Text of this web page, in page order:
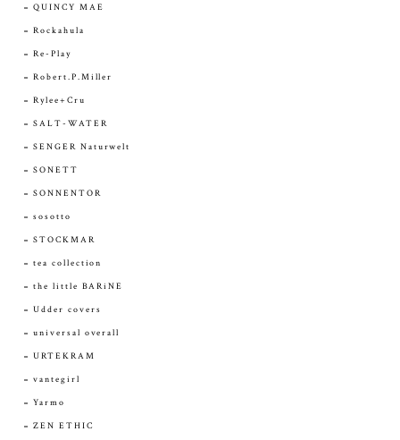
QUINCY MAE
Rockahula
Re-Play
Robert.P.Miller
Rylee+Cru
SALT-WATER
SENGER Naturwelt
SONETT
SONNENTOR
sosotto
STOCKMAR
tea collection
the little BARiNE
Udder covers
universal overall
URTEKRAM
vantegirl
Yarmo
ZEN ETHIC